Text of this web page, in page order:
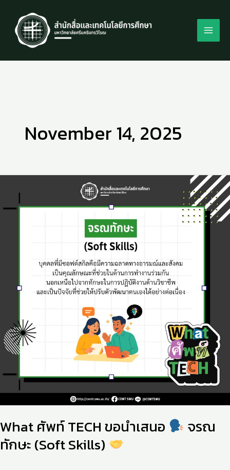
content
November 14, 2025
What ศัพท์ TECH ขอนำเสนอ
จรณ
ทักษะ (Soft Skills)
TECH
ทักษะ